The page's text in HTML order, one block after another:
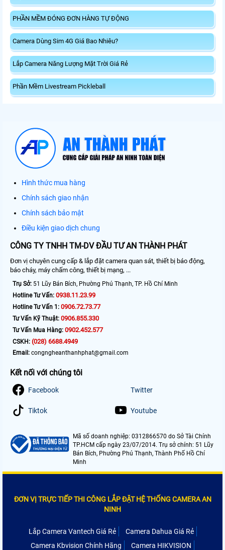
PHẦN MỀM ĐÓNG ĐƠN HÀNG TỰ ĐỘNG
Camera Dùng Sim 4G Giá Bao Nhiêu?
Lắp Camera Năng Lượng Mặt Trời Giá Rẻ
Phần Mềm Livestream Pickleball
Hình thức mua hàng
Chính sách giao nhận
Chính sách bảo mật
Điều kiện giao dịch chung
CÔNG TY TNHH TM-DV ĐẦU TƯ AN THÀNH PHÁT
Đơn vị chuyên cung cấp & lắp đặt camera quan sát, thiết bị báo động,
báo cháy, máy chấm công, thiết bị mạng, ...
Trụ Sở: 51 Lũy Bán Bích, Phường Phú Thạnh, TP. Hồ Chí Minh
Hotline Tư Vấn: 0938.11.23.99
Hotline Tư Vấn 1: 0906.72.73.77
Tư Vấn Kỹ Thuật: 0906.855.330
Tư Vấn Mua Hàng: 0902.452.577
CSKH: (028) 6688.4949
Email: congngheanthanhphat@gmail.com
Kết nối với chúng tôi
Facebook Twitter
Tiktok Youtube
Mã số doanh nghiệp: 0312866570 do Sở Tài Chính
TP.HCM cấp ngày 23/07/2014. Trụ sở chính: 51 Lũy
Bán Bích, Phường Phú Thạnh, Thành Phố Hồ Chí
Minh
ĐƠN VỊ TRỰC TIẾP THI CÔNG LẮP ĐẶT HỆ THỐNG CAMERA AN
NINH
Lắp Camera Vantech Giá Rẻ
Camera Dahua Giá Rẻ
Camera Kbvision Chính Hãng
Camera HIKVISION